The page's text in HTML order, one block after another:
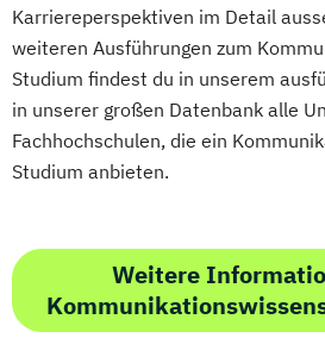
Geprüfte*r Technische*r
(IHK)
Geprüfte*r
Hotelmanager*in
Human Resource Manager*in
Internationales Recht
Konfliktmanagement und
Karriereperspektiven im Detail
weiteren Ausführungen zum
Studium findest du in unserem
in unserer großen Datenbank alle
Fachhochschulen, die ein
Studium anbieten.
Weitere